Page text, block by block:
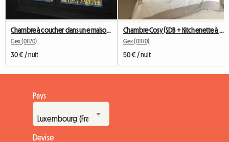
Chambre à coucher dans une maison au calme
Gex (01170)
30 € / nuit
Gex (01170)
50 € / nuit
Pays
Devise